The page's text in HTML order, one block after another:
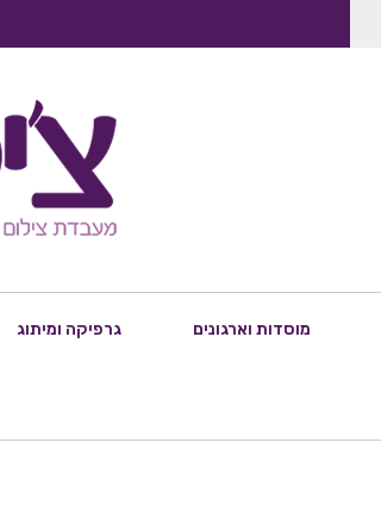
מוסדות וארגונים גרפיקה ומיתוג